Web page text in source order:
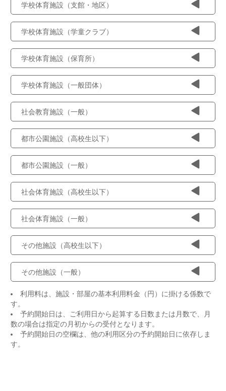
学校体育施設（支館・地区）
学校体育施設（学童クラブ）
学校体育施設（保育所）
学校体育施設（一般団体）
社会教育施設（一般）
都市公園施設（高校生以下）
都市公園施設（一般）
社会体育施設（高校生以下）
社会体育施設（一般）
その他施設（高校生以下）
その他施設（一般）
利用料は、施設・部屋の基本利用料金（円）に掛ける係数で
す。
予約開始日は、ご利用日から起算する日数または月数で、月
数の場合は指定の月初からの受付となります。
予約開始日の空欄は、他の利用区分の予約開始日に依存しま
す。